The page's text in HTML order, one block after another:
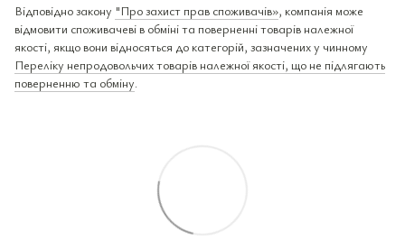
Відповідно закону "Про захист прав споживачів», компанія може
відмовити споживачеві в обміні та поверненні товарів належної
якості, якщо вони відносяться до категорій, зазначених у чинному
Переліку непродовольчих товарів належної якості, що не підлягають
поверненню та обміну.